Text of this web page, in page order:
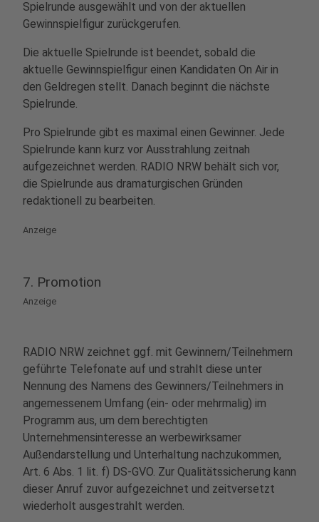
Spielrunde ausgewählt und von der aktuellen
Gewinnspielfigur zurückgerufen.
Die aktuelle Spielrunde ist beendet, sobald die
aktuelle Gewinnspielfigur einen Kandidaten On Air in
den Geldregen stellt. Danach beginnt die nächste
Spielrunde.
Pro Spielrunde gibt es maximal einen Gewinner. Jede
Spielrunde kann kurz vor Ausstrahlung zeitnah
aufgezeichnet werden. RADIO NRW behält sich vor,
die Spielrunde aus dramaturgischen Gründen
redaktionell zu bearbeiten.
Anzeige
7. Promotion
Anzeige
RADIO NRW zeichnet ggf. mit Gewinnern/Teilnehmern
geführte Telefonate auf und strahlt diese unter
Nennung des Namens des Gewinners/Teilnehmers in
angemessenem Umfang (ein- oder mehrmalig) im
Programm aus, um dem berechtigten
Unternehmensinteresse an werbewirksamer
Außendarstellung und Unterhaltung nachzukommen,
Art. 6 Abs. 1 lit. f) DS-GVO. Zur Qualitätssicherung kann
dieser Anruf zuvor aufgezeichnet und zeitversetzt
wiederholt ausgestrahlt werden.